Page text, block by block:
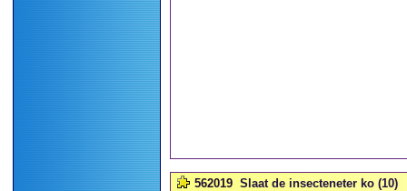
562019 Slaat de insecteneter ko (10)